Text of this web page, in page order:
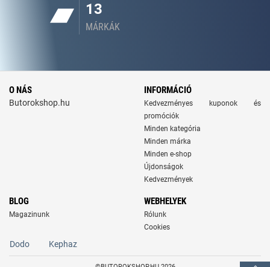
13
MÁRKÁK
O NÁS
Butorokshop.hu
INFORMÁCIÓ
Kedvezményes kuponok és
promóciók
Minden kategória
Minden márka
Minden e-shop
Újdonságok
Kedvezmények
BLOG
Magazinunk
WEBHELYEK
Rólunk
Cookies
Dodo Kephaz